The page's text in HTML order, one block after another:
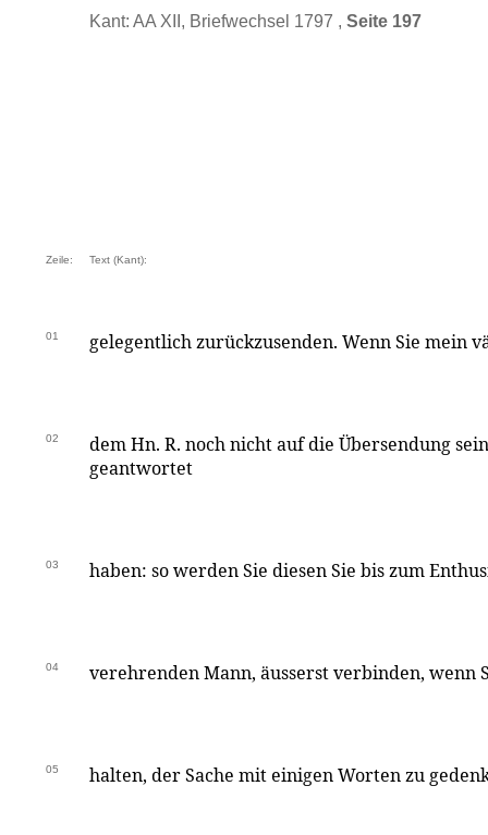
Kant: AA XII, Briefwechsel 1797 , Seite 197
Zeile: Text (Kant):
01 gelegentlich zurückzusenden. Wenn Sie mein
02
dem Hn. R. noch nicht auf die Übersendung
geantwortet
03 haben: so werden Sie diesen Sie bis zum
04 verehrenden Mann, äusserst verbinden, wenn
05 halten, der Sache mit einigen Worten zu